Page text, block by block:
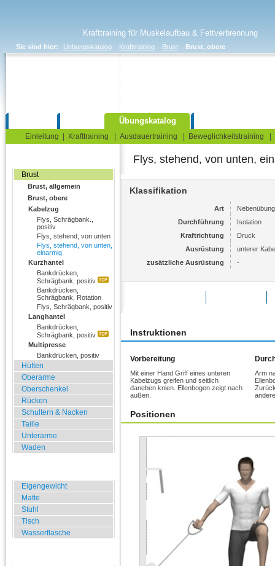
Krafttraining für Muskelaufbau & Fettverbrennung
Sie sind hier: Uebungskatalog Krafttraining Brust Brust, obere
Übungskatalog
Einleitung Krafttraining Ausdauertraining Beweglichkeitstraining
Brust
Brust, allgemein
Brust, obere
Kabelzug
Flys, Schrägbank.,
positiv
Flys, stehend, von unten
Flys, stehend, von unten,
einarmig
Kurzhantel
Bankdrücken,
Schrägbank, positiv
Bankdrücken,
Schrägbank, Rotation
Flys, Schrägbank, positiv
Langhantel
Bankdrücken,
Schrägbank, positiv
Multipresse
Bankdrücken, positiv
Hüften
Oberarme
Oberschenkel
Rücken
Schultern & Nacken
Taille
Unterarme
Waden
Eigengewicht
Matte
Stuhl
Tisch
Wasserflasche
Flys, stehend, von unten,
Klassifikation
Art
Nebenübung
Durchführung
Isolation
Kraftrichtung
Druck
Ausrüstung
unterer
zusätzliche Ausrüstung
-
Instruktionen
Vorbereitung
Mit einer Hand Griff eines unteren
Kabelzugs greifen und seitlich
daneben knien. Ellenbogen zeigt nach
außen.
Arm
Positionen